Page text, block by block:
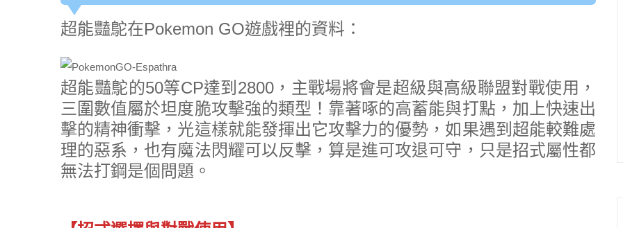
超能豔鴕在Pokemon GO遊戲裡的資料：
超能豔鴕的50等CP達到2800，主戰場將會是超級與高級聯盟對戰使用，
三圍數值屬於坦度脆攻擊強的類型！靠著啄的高蓄能與打點，加上快速出
擊的精神衝擊，光這樣就能發揮出它攻擊力的優勢，如果遇到超能較難處
理的惡系，也有魔法閃耀可以反擊，算是進可攻退可守，只是招式屬性都
無法打鋼是個問題。